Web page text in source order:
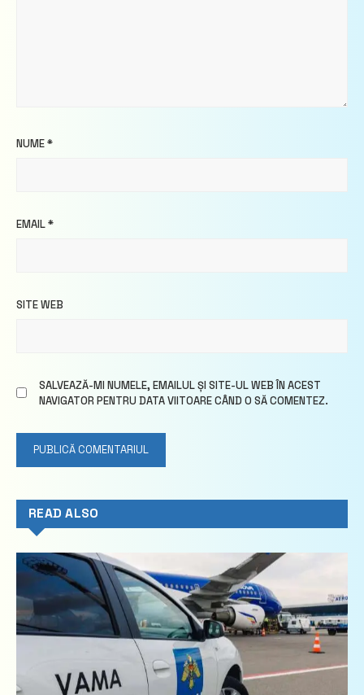
NUME*
EMAIL*
SITE WEB
SALVEAZĂ-MI NUMELE, EMAILUL ȘI SITE-UL WEB ÎN ACEST
NAVIGATOR PENTRU DATA VIITOARE CÂND O SĂ COMENTEZ.
READ ALSO